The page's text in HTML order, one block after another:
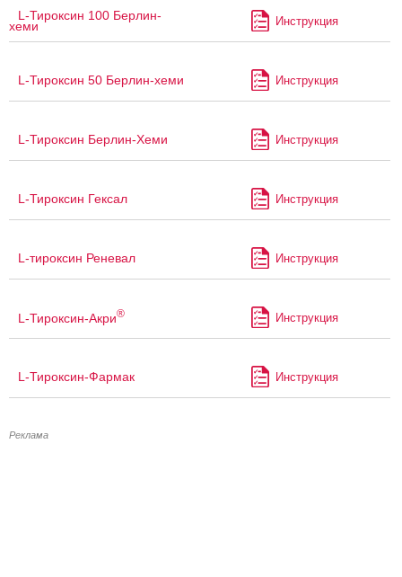
L-Тироксин 100 Берлин-
хеми Инструкция
L-Тироксин 50 Берлин-хеми Инструкция
L-Тироксин Берлин-Хеми Инструкция
L-Тироксин Гексал Инструкция
L-тироксин Реневал Инструкция
L-Тироксин-Акри® Инструкция
L-Тироксин-Фармак Инструкция
Реклама